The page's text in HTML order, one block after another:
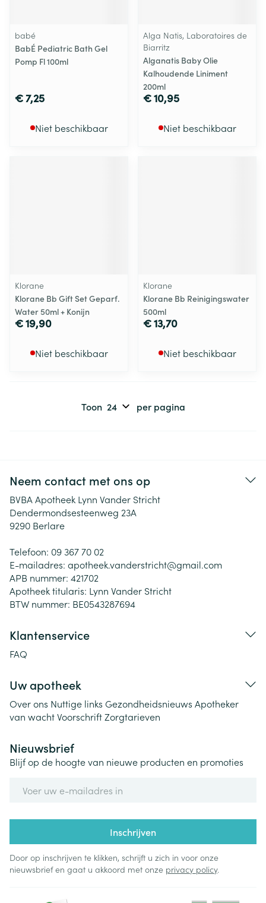
babé
BabÉ Pediatric Bath Gel
Pomp Fl 100ml
€ 7,25
Niet beschikbaar
Alga Natis, Laboratoires de
Biarritz
Alganatis Baby Olie
Kalhoudende Liniment
200ml
€ 10,95
Niet beschikbaar
Klorane
Klorane Bb Gift Set Geparf.
Water 50ml + Konijn
€ 19,90
Niet beschikbaar
Klorane
Klorane Bb Reinigingswater
500ml
€ 13,70
Niet beschikbaar
Toon per pagina
Neem contact met ons op
BVBA Apotheek Lynn Vander Stricht
Dendermondsesteenweg 23A
9290 Berlare
Telefoon: 09 367 70 02
E-mailadres: apotheek.vanderstricht@gmail.com
APB nummer: 421702
Apotheek titularis: Lynn Vander Stricht
BTW nummer: BE0543287694
Klantenservice
FAQ
Uw apotheek
Over ons Nuttige links Gezondheidsnieuws Apotheker
van wachtVoorschriftZorgtarieven
Nieuwsbrief
Blijf op de hoogte van nieuwe producten en promoties
Inschrijven
Door op inschrijven te klikken, schrijft u zich in voor onze
nieuwsbrief en gaat u akkoord met onze privacy policy.